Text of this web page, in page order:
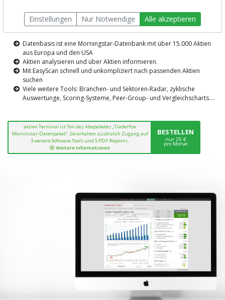
Die Aktienanalyse-Plattform von
TraderFox
Datenbasis ist eine Morningstar-Datenbank mit über 15.000 Aktien
aus Europa und den USA
Aktien analysieren und über Aktien informieren.
Mit EasyScan schnell und unkompliziert nach passenden Aktien
suchen
Viele weitere Tools: Branchen- und Sektoren-Radar, zyklische
Auswertunge, Scoring-Systeme, Peer-Group- und Vergleichscharts....
aktien Terminal ist Teil des Abopaketes „TraderFox
Morninstar-Datenpaket“. Sie erhalten zusätzlich Zugang auf
3 weitere Software-Tools und 5 PDF-Reports.
Weitere Informationen
BESTELLEN
nur 25 €
pro Monat
Einstellungen Nur Notwendige Alle akzeptieren